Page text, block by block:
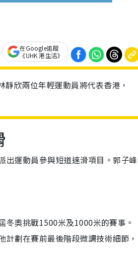
在Google追蹤
《UHK 港生活》
欣兩位年輕運動員將代表香港，
出運動員參與短道速滑項目。郭子峰
冬奧挑戰1500米及1000米的賽事。
劃在賽前最後階段微調技術細節，